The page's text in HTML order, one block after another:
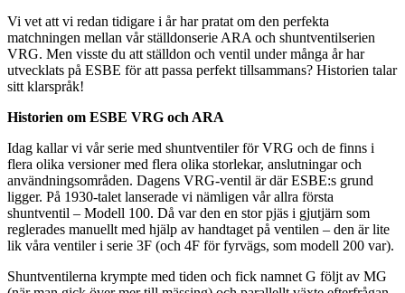
Vi vet att vi redan tidigare i år har pratat om den perfekta
matchningen mellan vår ställdonserie ARA och shuntventilserien
VRG. Men visste du att ställdon och ventil under många år har
utvecklats på ESBE för att passa perfekt tillsammans? Historien talar
sitt klarspråk!
Historien om ESBE VRG och ARA
Idag kallar vi vår serie med shuntventiler för VRG och de finns i
flera olika versioner med flera olika storlekar, anslutningar och
användningsområden. Dagens VRG-ventil är där ESBE:s grund
ligger. På 1930-talet lanserade vi nämligen vår allra första
shuntventil – Modell 100. Då var den en stor pjäs i gjutjärn som
reglerades manuellt med hjälp av handtaget på ventilen – den är lite
lik våra ventiler i serie 3F (och 4F för fyrvägs, som modell 200 var).
Shuntventilerna krympte med tiden och fick namnet G följt av MG